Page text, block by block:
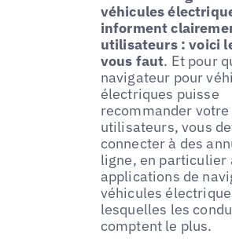
véhicules
informent
utilisateurs : voici
vous faut. Et pour
navigateur pour
électriques puisse
recommander
utilisateurs, vous
connecter à des
ligne, en particulier
applications de
véhicules
lesquelles les
comptent le plus.